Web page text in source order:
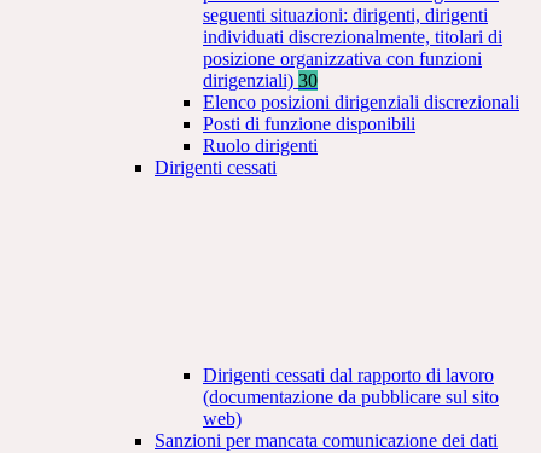
seguenti situazioni: dirigenti, dirigenti
individuati discrezionalmente, titolari di
posizione organizzativa con funzioni
dirigenziali) 30
Elenco posizioni dirigenziali discrezionali
Posti di funzione disponibili
Ruolo dirigenti
Dirigenti cessati
Dirigenti cessati dal rapporto di lavoro
(documentazione da pubblicare sul sito
web)
Sanzioni per mancata comunicazione dei dati